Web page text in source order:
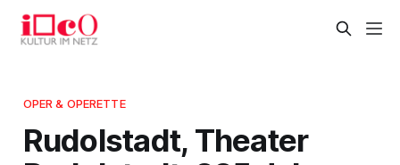
OPER & OPERETTE
Rudolstadt, Theater